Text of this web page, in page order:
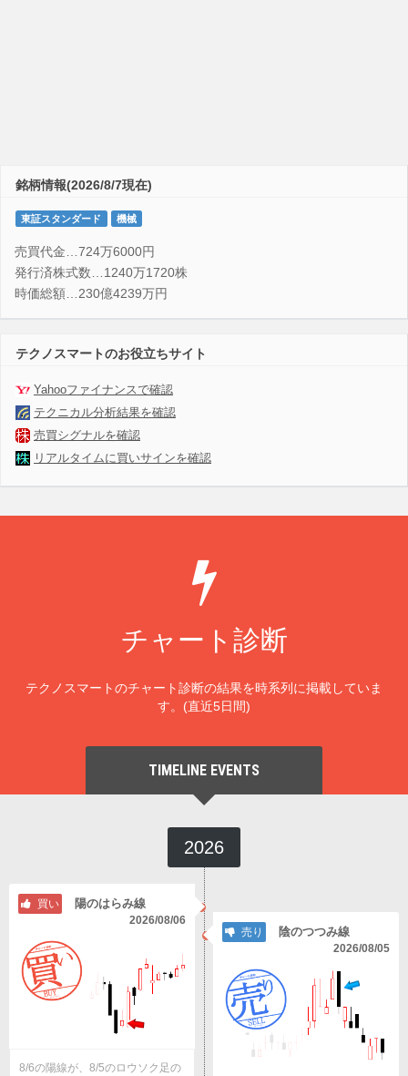
銘柄情報(2026/8/7現在)
東証スタンダード 機械
売買代金…724万6000円
発行済株式数…1240万1720株
時価総額…230億4239万円
テクノスマートのお役立ちサイト
Yahooファイナンスで確認
テクニカル分析結果を確認
売買シグナルを確認
リアルタイムに買いサインを確認
チャート診断
テクノスマートのチャート診断の結果を時系列に掲載していま
す。(直近5日間)
TIMELINE EVENTS
2026
買い 陽のはらみ線
2026/08/06
8/6の陽線が、8/5のロウソク足の
売り 陰のつつみ線
2026/08/05